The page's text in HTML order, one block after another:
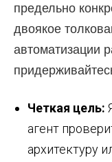
предельно
двоякое
автоматизации
Четкая цель:
агент
архитектуру